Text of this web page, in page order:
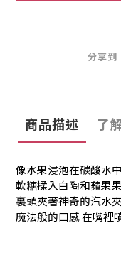
分享到
商品描述 了
像水果浸泡在碳酸水
軟糖揉入白陶和蘋果
裏頭夾著神奇的汽水
魔法般的口感 在嘴裡